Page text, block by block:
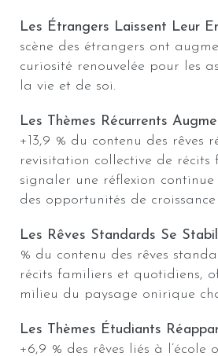
Les Étrangers Laissent Leur
scène des étrangers ont
curiosité renouvelée pour les
la vie et de soi.
Les Thèmes Récurrents
+13,9 % du contenu des rêves
revisitation collective de récits
signaler une réflexion
des opportunités de croissance
Les Rêves Standards Se
% du contenu des rêves
récits familiers et quotidiens,
milieu du paysage onirique
Les Thèmes Étudiants
+6,9 % des rêves liés à